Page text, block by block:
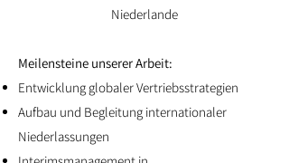
Niederlande
Meilensteine unserer Arbeit:
Entwicklung globaler Vertriebsstrategien
Aufbau und Begleitung internationaler
Niederlassungen